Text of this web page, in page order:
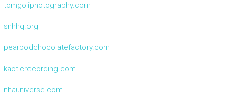
tomgoliphotography.com
snhhq.org
pearpodchocolatefactory.com
kaoticrecording.com
nhauniverse.com